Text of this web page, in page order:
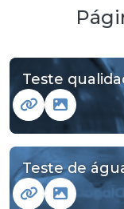
Teste
Teste de